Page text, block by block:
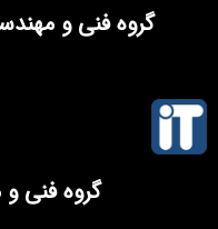
گروه فنی و
گروه فنی